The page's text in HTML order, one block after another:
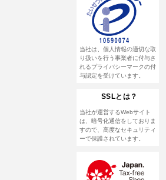
当社は、個人情報の適切な取
り扱いを行う事業者に付与さ
れるプライバシーマークの付
与認定を受けています。
SSLとは？
当社が運営するWebサイト
は、暗号化通信をしておりま
すので、高度なセキュリティ
ーで保護されています。